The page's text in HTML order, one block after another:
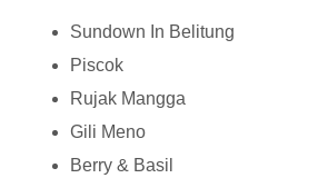
Sundown In Belitung
Piscok
Rujak Mangga
Gili Meno
Berry & Basil